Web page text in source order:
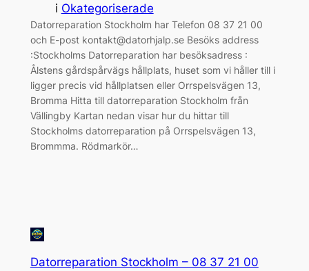
i Okategoriserade
Datorreparation Stockholm har Telefon 08 37 21 00
och E-post kontakt@datorhjalp.se Besöks address
:Stockholms Datorreparation har besöksadress :
Ålstens gårdspårvägs hållplats, huset som vi håller till i
ligger precis vid hållplatsen eller Orrspelsvägen 13,
Bromma Hitta till datorreparation Stockholm från
Vällingby Kartan nedan visar hur du hittar till
Stockholms datorreparation på Orrspelsvägen 13,
Brommma. Rödmarkör…
Datorreparation Stockholm – 08 37 21 00